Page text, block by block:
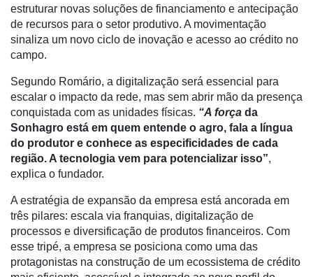
Informatização
da
Agricultura
Vertical
Software
Empresarial
Tecnologia
para
Recursos
Hídricos
Membros
Liberali
Netrin
estruturar novas soluções de financiamento e antecipação
de recursos para o setor produtivo. A movimentação
sinaliza um novo ciclo de inovação e acesso ao crédito no
campo.
Segundo Romário, a digitalização será essencial para
escalar o impacto da rede, mas sem abrir mão da presença
conquistada com as unidades físicas. “A força da
Sonhagro está em quem entende o agro, fala a língua
do produtor e conhece as especificidades de cada
região. A tecnologia vem para potencializar isso”,
explica o fundador.
A estratégia de expansão da empresa está ancorada em
três pilares: escala via franquias, digitalização de
processos e diversificação de produtos financeiros. Com
esse tripé, a empresa se posiciona como uma das
protagonistas na construção de um ecossistema de crédito